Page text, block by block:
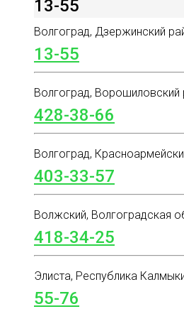
13-55
Волгоград, Дзержинский
13-55
Волгоград, Ворошиловский
428-38-66
Волгоград,
403-33-57
Волжский, Волгоградская
418-34-25
Элиста, Республика
55-76